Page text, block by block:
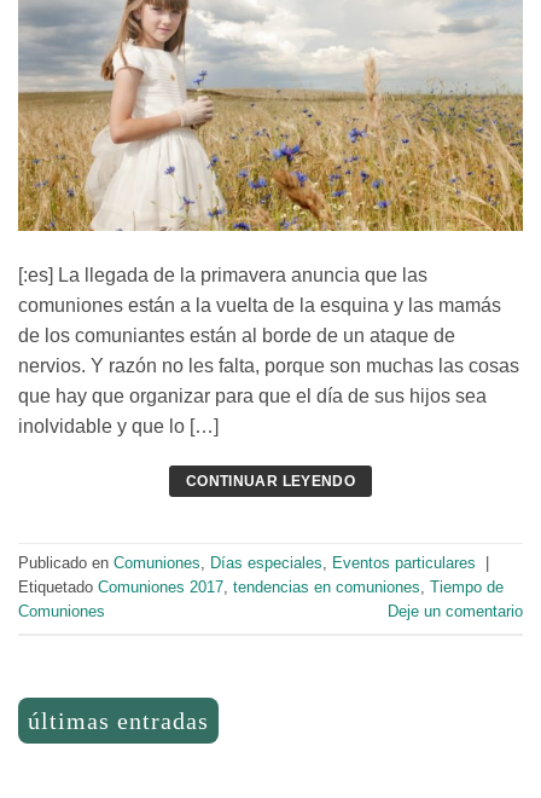
[:es] La llegada de la primavera anuncia que las
comuniones están a la vuelta de la esquina y las mamás
de los comuniantes están al borde de un ataque de
nervios. Y razón no les falta, porque son muchas las cosas
que hay que organizar para que el día de sus hijos sea
inolvidable y que lo […]
CONTINUAR LEYENDO
Publicado en Comuniones Días especiales Eventos particulares
Etiquetado Comuniones 2017 tendencias en comuniones Tiempo de
Comuniones
Deje un comentario
últimas entradas